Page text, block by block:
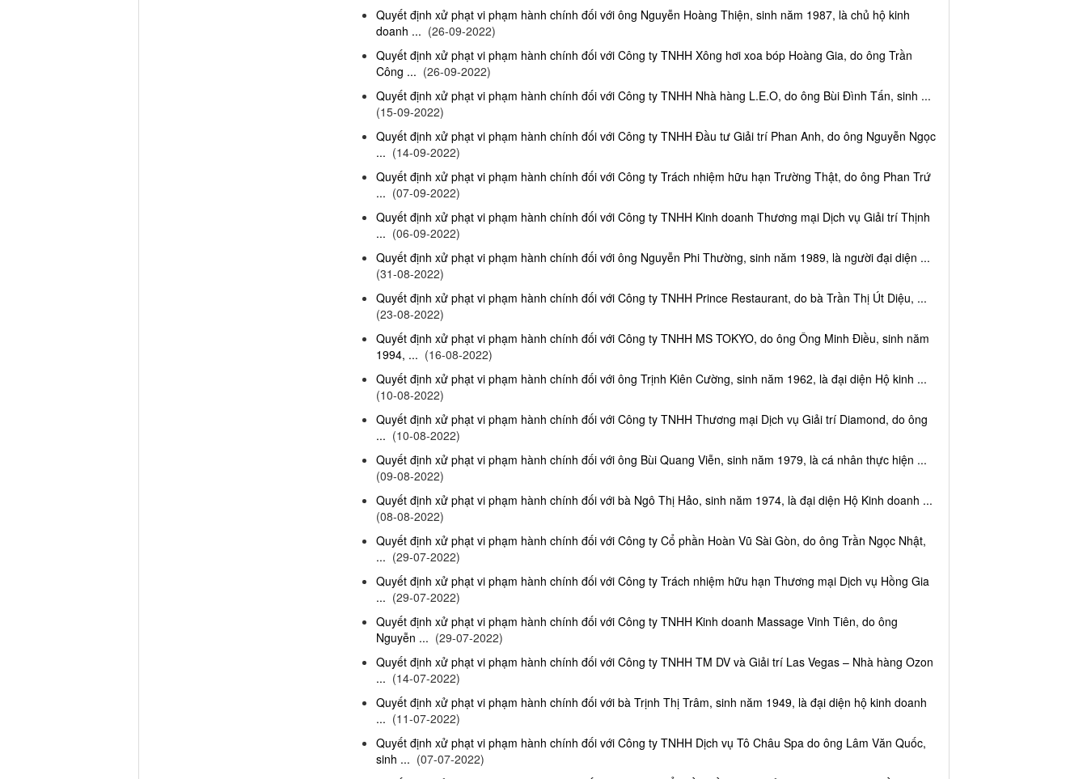
Quyết định xử phạt vi phạm hành chính đối với ông Nguyễn Hoàng Thiện, sinh năm 1987, là chủ hộ kinh
doanh ... (26-09-2022)
Quyết định xử phạt vi phạm hành chính đối với Công ty TNHH Xông hơi xoa bóp Hoàng Gia, do ông Trần
Công ... (26-09-2022)
Quyết định xử phạt vi phạm hành chính đối với Công ty TNHH Nhà hàng L.E.O, do ông Bùi Đình Tấn, sinh ...
(15-09-2022)
Quyết định xử phạt vi phạm hành chính đối với Công ty TNHH Đầu tư Giải trí Phan Anh, do ông Nguyễn Ngọc
... (14-09-2022)
Quyết định xử phạt vi phạm hành chính đối với Công ty Trách nhiệm hữu hạn Trường Thật, do ông Phan Trứ
... (07-09-2022)
Quyết định xử phạt vi phạm hành chính đối với Công ty TNHH Kinh doanh Thương mại Dịch vụ Giải trí Thịnh
... (06-09-2022)
Quyết định xử phạt vi phạm hành chính đối với ông Nguyễn Phi Thường, sinh năm 1989, là người đại diện ...
(31-08-2022)
Quyết định xử phạt vi phạm hành chính đối với Công ty TNHH Prince Restaurant, do bà Trần Thị Út Diệu, ...
(23-08-2022)
Quyết định xử phạt vi phạm hành chính đối với Công ty TNHH MS TOKYO, do ông Ông Minh Điều, sinh năm
1994, ... (16-08-2022)
Quyết định xử phạt vi phạm hành chính đối với ông Trịnh Kiên Cường, sinh năm 1962, là đại diện Hộ kinh ...
(10-08-2022)
Quyết định xử phạt vi phạm hành chính đối với Công ty TNHH Thương mại Dịch vụ Giải trí Diamond, do ông
... (10-08-2022)
Quyết định xử phạt vi phạm hành chính đối với ông Bùi Quang Viễn, sinh năm 1979, là cá nhân thực hiện ...
(09-08-2022)
Quyết định xử phạt vi phạm hành chính đối với bà Ngô Thị Hảo, sinh năm 1974, là đại diện Hộ Kinh doanh ...
(08-08-2022)
Quyết định xử phạt vi phạm hành chính đối với Công ty Cổ phần Hoàn Vũ Sài Gòn, do ông Trần Ngọc Nhật,
... (29-07-2022)
Quyết định xử phạt vi phạm hành chính đối với Công ty Trách nhiệm hữu hạn Thương mại Dịch vụ Hồng Gia
... (29-07-2022)
Quyết định xử phạt vi phạm hành chính đối với Công ty TNHH Kinh doanh Massage Vinh Tiên, do ông
Nguyễn ... (29-07-2022)
Quyết định xử phạt vi phạm hành chính đối với Công ty TNHH TM DV và Giải trí Las Vegas – Nhà hàng Ozon
... (14-07-2022)
Quyết định xử phạt vi phạm hành chính đối với bà Trịnh Thị Trâm, sinh năm 1949, là đại diện hộ kinh doanh
... (11-07-2022)
Quyết định xử phạt vi phạm hành chính đối với Công ty TNHH Dịch vụ Tô Châu Spa do ông Lâm Văn Quốc,
sinh ... (07-07-2022)